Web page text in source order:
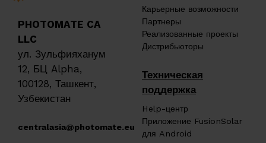
PHOTOMATE CA
LLC
ул. Зульфияханум
12, БЦ Alpha,
100128, Ташкент,
Узбекистан
centralasia@photomate.eu
Карьерные возможности
Партнеры
Реализованные проекты
Дистрибьюторы
Техническая
поддержка
Help-центр
Приложение FusionSolar
для Android